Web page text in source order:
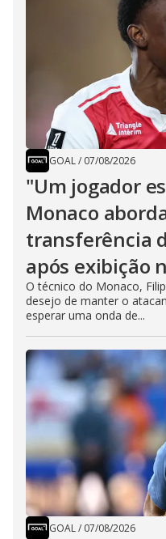
GOAL/ 07/08/2026
"Um jogador
Monaco
transferência
após exibição
O técnico do Monaco,
desejo de manter o
esperar uma onda de...
GOAL/ 07/08/2026